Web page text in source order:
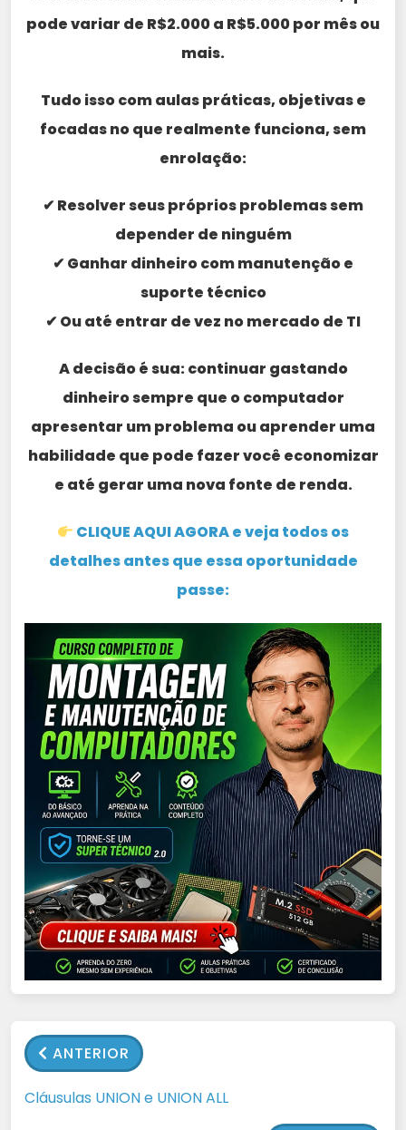
pode variar de R$2.000 a R$5.000 por mês ou
mais.
Tudo isso com aulas práticas, objetivas e
focadas no que realmente funciona, sem
enrolação:
✔ Resolver seus próprios problemas sem
depender de ninguém
✔ Ganhar dinheiro com manutenção e
suporte técnico
✔ Ou até entrar de vez no mercado de TI
A decisão é sua: continuar gastando
dinheiro sempre que o computador
apresentar um problema ou aprender uma
habilidade que pode fazer você economizar
e até gerar uma nova fonte de renda.
CLIQUE AQUI AGORA e veja todos os
detalhes antes que essa oportunidade
passe:
ANTERIOR
Cláusulas UNION e UNION ALL